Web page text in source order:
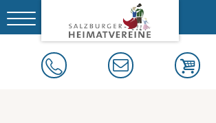
Toggle
navigation